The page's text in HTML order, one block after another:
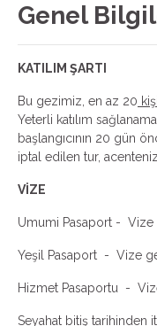
Genel
KATILIM ŞARTI
Bu gezimiz, en az 20 kişi
Yeterli katılım
başlangıcının 20 gün
iptal edilen tur, acenteniz
VİZE
Umumi Pasaport - Vize
Yeşil Pasaport - Vize
Hizmet Pasaportu -
Seyahat bitiş tarihinden